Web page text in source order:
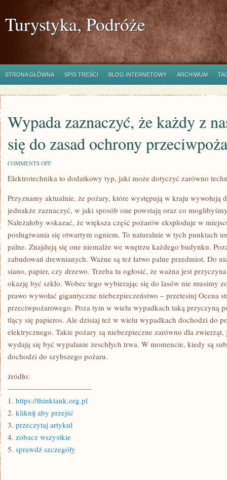
Turystyka, Podróże
STRONA GŁÓWNA SPIS TREŚCI BLOG INTERNETOWY ARCHIWUM
Wypada zaznaczyć, że każdy z
się do zasad ochrony
COMMENTS OFFON
ZAZNACZYĆ,
Z
NAS
MUSI
STOSOWAĆ
SIĘ
DO
ZASAD
OCHRONY
PRZECIWPOŻAROWEJ
Elektrotechnika to dodatkowy typ, jaki może dotyczyć zarówno
Przyznamy aktualnie, że pożary, które występują w kraju wywołują
jednakże zaznaczyć, w jaki sposób one powstają oraz co
Należałoby wskazać, że większa część pożarów eksploduje w
posługiwania się otwartym ogniem. To naturalnie w tych punktach
palne. Znajdują się one niemalże we wnętrzu każdego budynku.
zabudowań drewnianych. Ważne są też łatwo palne przedmiot. Do
siano, papier, czy drzewo. Trzeba tu ogłosić, że ważna jest
okazję być szkło. Wobec tego wybierając się do lasów nie musimy
prawo wywołać gigantyczne niebezpieczeństwo – przetestuj Ocena
przeciwpożarowego. Poza tym w wielu wypadkach taką przyczyną
tlący się papieros. Ale dzisiaj też w wielu wypadkach dochodzi do
elektrycznego. Takie pożary są niebezpieczne zarówno dla
wydają się być wypalanie zeschłych trwa. W momencie, kiedy są
dochodzi do szybszego pożaru.
źródło:
———————————
1. https://thinktank.org.pl
2. kliknij aby przejść
3. przeczytaj artykuł
4. zobacz wszystkie
5. sprawdź szczegóły